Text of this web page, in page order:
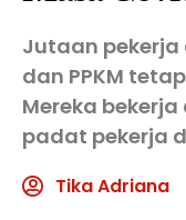
Jutaan pekerja
dan PPKM
Mereka
padat pekerja
Tika Adriana